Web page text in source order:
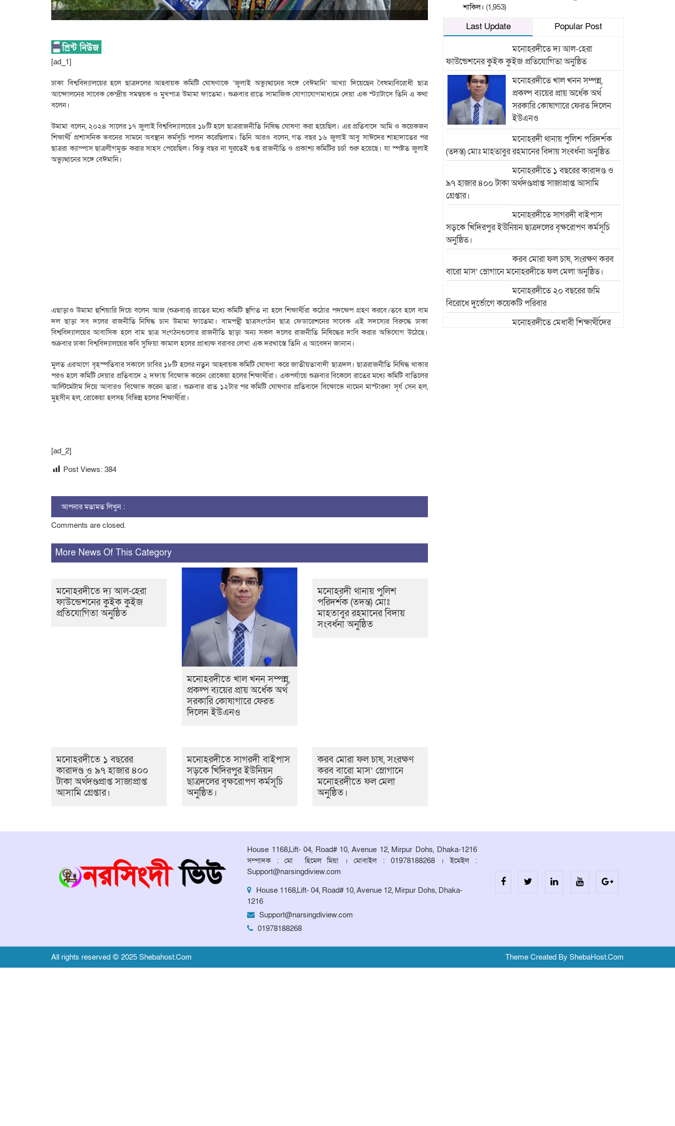
[ad_1]
ঢাকা বিশ্ববিদ্যালয়ের হলে ছাত্রদলের আহ্বায়ক কমিটি ঘোষণাকে ‘জুলাই অভ্যুত্থানের সঙ্গে বেঈমানি’ আখ্যা দিয়েছেন বৈষম্যবিরোধী ছাত্র
আন্দোলনের সাবেক কেন্দ্রীয় সমন্বয়ক ও মুখপাত্র উমামা ফাতেমা। শুক্রবার রাতে সামাজিক যোগাযোগমাধ্যমে দেয়া এক স্ট্যাটাসে তিনি এ কথা
বলেন।
উমামা বলেন, ২০২৪ সালের ১৭ জুলাই বিশ্ববিদ্যালয়ের ১৮টি হলে ছাত্ররাজনীতি নিষিদ্ধ ঘোষণা করা হয়েছিল। এর প্রতিবাদে আমি ও কয়েকজন
শিক্ষার্থী প্রশাসনিক ভবনের সামনে অবস্থান কর্মসূচি পালন করেছিলাম। তিনি আরও বলেন, গত বছর ১৬ জুলাই আবু সাঈদের শাহাদাতের পর
ছাত্ররা ক্যাম্পাস ছাত্রলীগমুক্ত করার সাহস পেয়েছিল। কিন্তু বছর না ঘুরতেই গুপ্ত রাজনীতি ও প্রকাশ্য কমিটির চর্চা শুরু হয়েছে। যা স্পষ্টত জুলাই
অভ্যুত্থানের সঙ্গে বেঈমানি।
এছাড়াও উমামা হুশিয়ারি দিয়ে বলেন আজ (শুক্রবার) রাতের মধ্যে কমিটি স্থগিত না হলে শিক্ষার্থীরা কঠোর পদক্ষেপ গ্রহণ করবে।তবে হলে বাম
দল ছাড়া সব দলের রাজনীতি নিষিদ্ধ চান উমামা ফাতেমা। বামপন্থী ছাত্রসংগঠন ছাত্র ফেডারেশনের সাবেক এই সদস্যের বিরুদ্ধে ঢাকা
বিশ্ববিদ্যালয়ের আবাসিক হলে বাম ছাত্র সংগঠনগুলোর রাজনীতি ছাড়া অন্য সকল দলের রাজনীতি নিষিদ্ধের দাবি করার অভিযোগ উঠেছে।
শুক্রবার ঢাকা বিশ্ববিদ্যালয়ের কবি সুফিয়া কামাল হলের প্রাধ্যক্ষ বরাবর লেখা এক দরখাস্তে তিনি এ আবেদন জানান।
মুলত এরআগে বৃহস্পতিবার সকালে ঢাবির ১৮টি হলের নতুন আহ্বায়ক কমিটি ঘোষণা করে জাতীয়তাবাদী ছাত্রদল। ছাত্ররাজনীতি নিষিদ্ধ থাকার
পরও হলে কমিটি দেয়ার প্রতিবাদে ২ দফায় বিক্ষোভ করেন রোকেয়া হলের শিক্ষার্থীরা। একপর্যায়ে শুক্রবার বিকেলে রাতের মধ্যে কমিটি বাতিলের
আল্টিমেটাম দিয়ে আবারও বিক্ষোভ করেন তারা। শুক্রবার রাত ১২টার পর কমিটি ঘোষণার প্রতিবাদে বিক্ষোভে নামেন মাস্টারদা সূর্য সেন হল,
মুহসীন হল, রোকেয়া হলসহ বিভিন্ন হলের শিক্ষার্থীরা।
[ad_2]
Post Views: 384
আপনার মতামত লিখুন :
Comments are closed.
More News Of This Category
মনোহরদীতে দ্য আল-হেরা
ফাউন্ডেশনের কুইক কুইজ
প্রতিযোগিতা অনুষ্ঠিত
মনোহরদীতে খাল খনন সম্পন্ন,
প্রকল্প ব্যয়ের প্রায় অর্ধেক অর্থ
সরকারি কোষাগারে ফেরত
দিলেন ইউএনও
মনোহরদী থানায় পুলিশ
পরিদর্শক (তদন্ত) মোঃ
মাহতাবুর রহমানের বিদায়
সংবর্ধনা অনুষ্ঠিত
মনোহরদীতে ১ বছরের
কারাদণ্ড ও ৯৭ হাজার ৪০০
টাকা অর্থদণ্ডপ্রাপ্ত সাজাপ্রাপ্ত
আসামি গ্রেপ্তার।
মনোহরদীতে সাগরদী বাইপাস
সড়কে খিদিরপুর ইউনিয়ন
ছাত্রদলের বৃক্ষরোপণ কর্মসূচি
অনুষ্ঠিত।
করব মোরা ফল চাষ, সংরক্ষণ
করব বারো মাস’ স্লোগানে
মনোহরদীতে ফল মেলা
অনুষ্ঠিত।
শাকিল। (1,953)
Last Update
Popular Post
মনোহরদীতে দ্য আল-হেরা
ফাউন্ডেশনের কুইক কুইজ প্রতিযোগিতা অনুষ্ঠিত
মনোহরদীতে খাল খনন সম্পন্ন,
প্রকল্প ব্যয়ের প্রায় অর্ধেক অর্থ
সরকারি কোষাগারে ফেরত দিলেন
ইউএনও
মনোহরদী থানায় পুলিশ পরিদর্শক
(তদন্ত) মোঃ মাহতাবুর রহমানের বিদায় সংবর্ধনা অনুষ্ঠিত
মনোহরদীতে ১ বছরের কারাদণ্ড ও
৯৭ হাজার ৪০০ টাকা অর্থদণ্ডপ্রাপ্ত সাজাপ্রাপ্ত আসামি
গ্রেপ্তার।
মনোহরদীতে সাগরদী বাইপাস
সড়কে খিদিরপুর ইউনিয়ন ছাত্রদলের বৃক্ষরোপণ কর্মসূচি
অনুষ্ঠিত।
করব মোরা ফল চাষ, সংরক্ষণ করব
বারো মাস’ স্লোগানে মনোহরদীতে ফল মেলা অনুষ্ঠিত।
মনোহরদীতে ২০ বছরের জমি
বিরোধে দুর্ভোগে কয়েকটি পরিবার
মনোহরদীতে মেধাবী শিক্ষার্থীদের
House 1168,Lift- 04, Road# 10, Avenue 12, Mirpur Dohs, Dhaka-1216
সম্পাদক : মো হিমেল মিয়া । মোবাইল : 01978188268 । ইমেইল :
Support@narsingdiview.com
House 1168,Lift- 04, Road# 10, Avenue 12, Mirpur Dohs, Dhaka-
1216
Support@narsingdiview.com
01978188268
All rights reserved © 2025 Shebahost.Com Theme Created By ShebaHost.Com